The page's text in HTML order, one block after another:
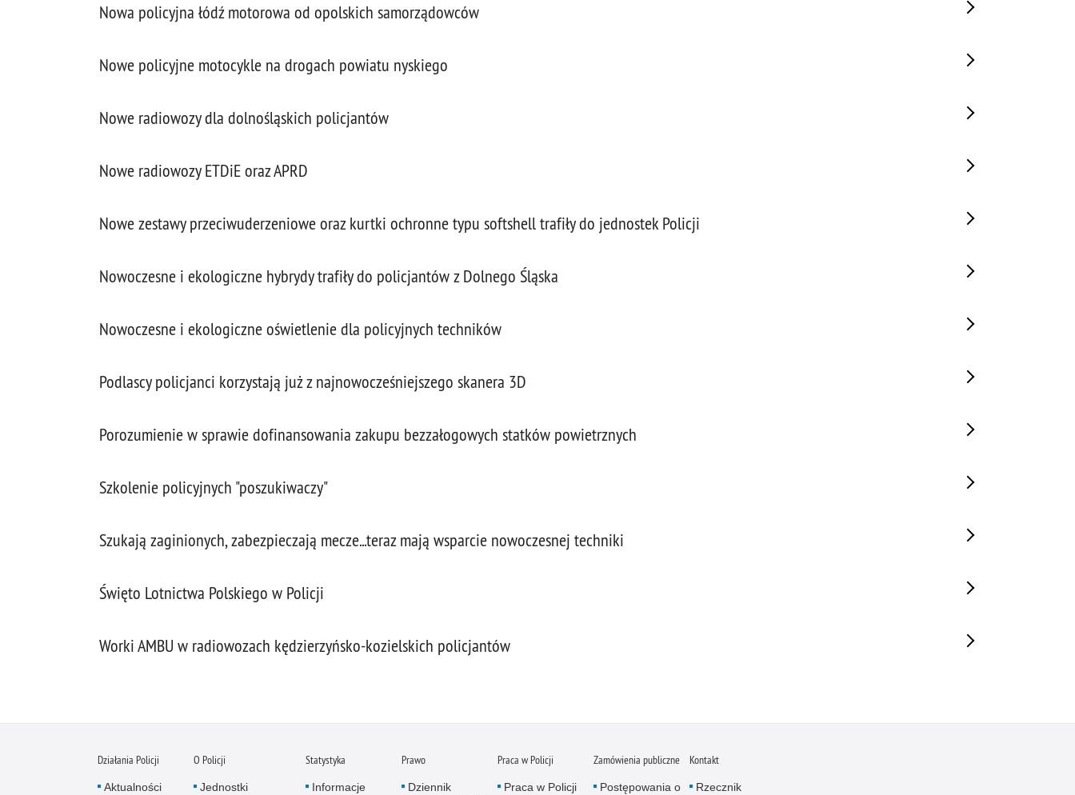
Nowa policyjna łódź motorowa od opolskich samorządowców
Nowe policyjne motocykle na drogach powiatu nyskiego
Nowe radiowozy dla dolnośląskich policjantów
Nowe radiowozy ETDiE oraz APRD
Nowe zestawy przeciwuderzeniowe oraz kurtki ochronne typu softshell trafiły do jednostek Policji
Nowoczesne i ekologiczne hybrydy trafiły do policjantów z Dolnego Śląska
Nowoczesne i ekologiczne oświetlenie dla policyjnych techników
Podlascy policjanci korzystają już z najnowocześniejszego skanera 3D
Porozumienie w sprawie dofinansowania zakupu bezzałogowych statków powietrznych
Szkolenie policyjnych "poszukiwaczy"
Szukają zaginionych, zabezpieczają mecze...teraz mają wsparcie nowoczesnej techniki
Święto Lotnictwa Polskiego w Policji
Worki AMBU w radiowozach kędzierzyńsko-kozielskich policjantów
Działania Policji
Aktualności
O Policji
Jednostki
Statystyka
Informacje
Prawo
Dziennik
Praca w Policji
Praca w Policji
Zamówienia publiczne
Postępowania o
Kontakt
Rzecznik